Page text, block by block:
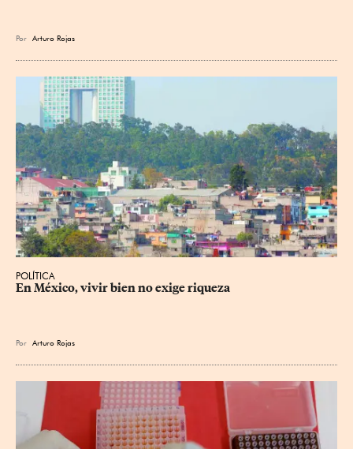
Por Arturo Rojas
POLÍTICA
En México, vivir bien no exige riqueza
Por Arturo Rojas